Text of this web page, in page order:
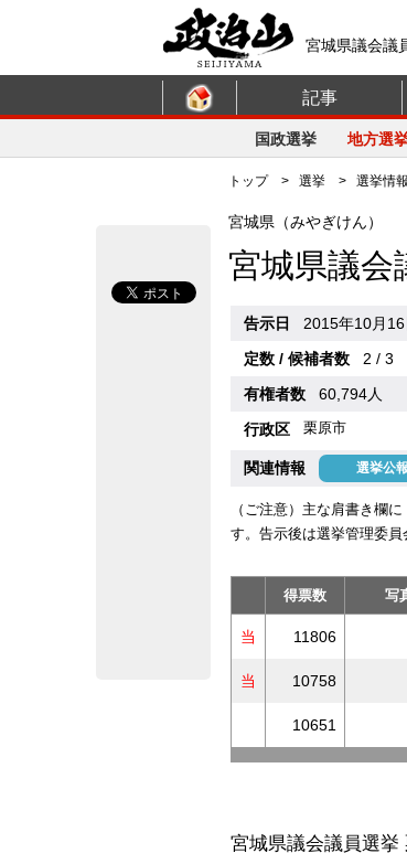
宮城県議会議
記事
国政選挙 地方選
トップ> 選挙 > 選挙情
宮城県（みやぎけん）
宮城県議会
告示日 2015年10月16
定数 / 候補者数
2 / 3
有権者数
60,794人
行政区
栗原市
関連情報 選挙公報
（ご注意）主な肩書き欄
す。告示後は選挙管理委員
得票数
写
当 11806
当 10758
10651
宮城県議会議員選挙